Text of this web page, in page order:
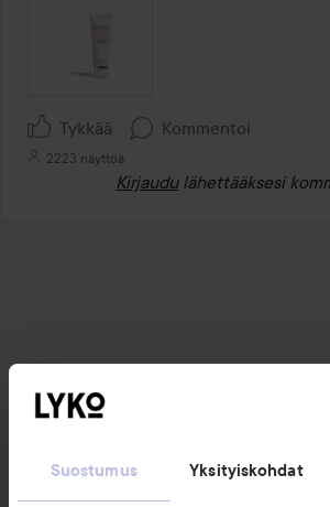
Suostumus Yksityiskohdat
Tykkää Kommentoi
2223 näyttöä
Kirjaudu lähettääksesi